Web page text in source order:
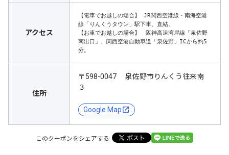
アクセス
【電車でお越しの場合】 JR関西空港線・南海空港
線「りんくうタウン」駅下車、直結。
【お車でお越しの場合】　阪神高速湾岸線「泉佐野
南出口」、関西空港自動車道「泉佐野」ICから約5
分。
住所
〒598-0047 泉佐野市りんくう往来南
３
Google Map
このクーポンをシェアする